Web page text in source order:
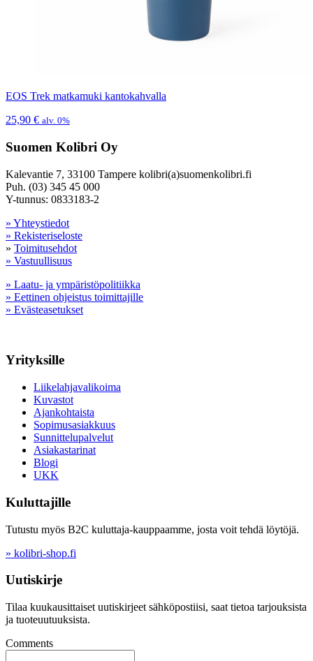
EOS Trek matkamuki kantokahvalla
25,90 € alv. 0%
Suomen Kolibri Oy
Kalevantie 7, 33100 Tampere kolibri(a)suomenkolibri.fi
Puh. (03) 345 45 000
Y-tunnus: 0833183-2
» Yhteystiedot
» Rekisteriseloste
» Toimitusehdot
» Vastuullisuus
» Laatu- ja ympäristöpolitiikka
» Eettinen ohjeistus toimittajille
» Evästeasetukset
Yrityksille
Liikelahjavalikoima
Kuvastot
Ajankohtaista
Sopimusasiakkuus
Sunnittelupalvelut
Asiakastarinat
Blogi
UKK
Kuluttajille
Tutustu myös B2C kuluttaja-kauppaamme, josta voit tehdä löytöjä.
» kolibri-shop.fi
Uutiskirje
Tilaa kuukausittaiset uutiskirjeet sähköpostiisi, saat tietoa tarjouksista
ja tuoteuutuuksista.
Comments